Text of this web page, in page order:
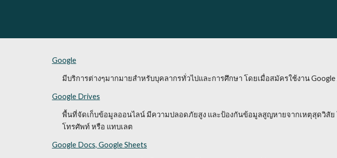
Google
มีบริการต่างๆมากมายสำหรับบุคลากรทั่วไปและการศึกษา โดยเมื่อสมัครใช้งาน
Google Drives
พื้นที่จัดเก็บข้อมูลออนไลน์ มีความปลอดภัยสูง และป้องกันข้อมูลสูญหายจากเหตุสุดวิสั
โทรศัพท์ หรือ แทบเลต
Google Docs, Google Sheets